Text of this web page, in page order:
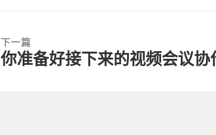
章:
下一篇
下
你准备好接下来的视频会议协